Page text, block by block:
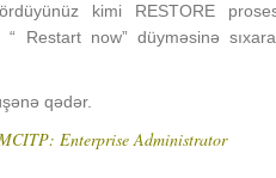
kimi RESTORE
“ Restart now” düyməsinə
qədər.
Enterprise Administrator